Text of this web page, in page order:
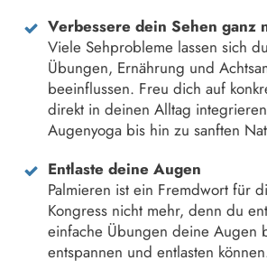
Verbessere dein Sehen ganz
Viele Sehprobleme lassen sich
Übungen, Ernährung und
beeinflussen. Freu dich auf
direkt in deinen Alltag
Augenyoga bis hin zu sanften
Entlaste deine Augen
Palmieren ist ein Fremdwort für
Kongress nicht mehr, denn du
einfache Übungen deine Augen
entspannen und entlasten